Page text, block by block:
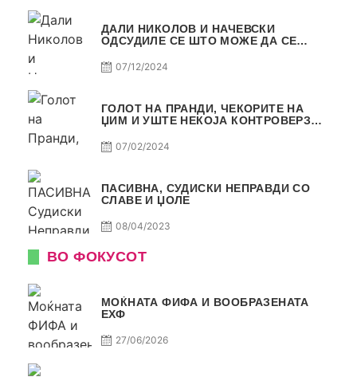
ДАЛИ НИКОЛОВ И НАЧЕВСКИ
ОДСУДИЛЕ СЕ ШТО МОЖЕ ДА СЕ
07/12/2024
ГОЛОТ НА ПРАНДИ, ЧЕКОРИТЕ НА
ЏИМ И УШТЕ НЕКОЈА КОНТРОВЕРЗА !
07/02/2024
ПАСИВНА, СУДИСКИ НЕПРАВДИ СО
СЛАВЕ И ЏОЛЕ
08/04/2023
ВО ФОКУСОТ
МОЌНАТА ФИФА И ВООБРАЗЕНАТА
ЕХФ
27/06/2026